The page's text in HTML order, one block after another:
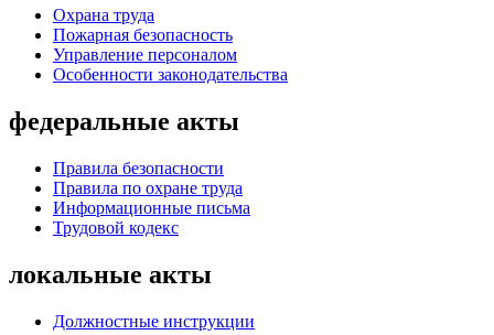
Охрана труда
Пожарная безопасность
Управление персоналом
Особенности законодательства
федеральные акты
Правила безопасности
Правила по охране труда
Информационные письма
Трудовой кодекс
локальные акты
Должностные инструкции